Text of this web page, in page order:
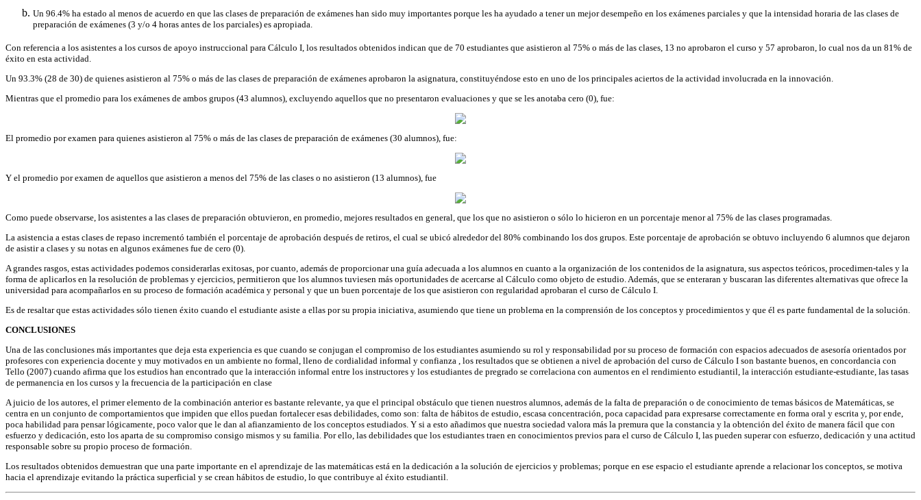
Un 96.4% ha estado al menos de acuerdo en que las clases de preparación de exámenes han sido muy importantes porque les ha ayudado a tener un mejor desempeño en los exámenes parciales y que la intensidad horaria de las clases de
preparación de exámenes (3 y/o 4 horas antes de los parciales) es apropiada.
Con referencia a los asistentes a los cursos de apoyo instruccional para Cálculo I, los resultados obtenidos indican que de 70 estudiantes que asistieron al 75% o más de las clases, 13 no aprobaron el curso y 57 aprobaron, lo cual nos da un 81% de
éxito en esta actividad.
Un 93.3% (28 de 30) de quienes asistieron al 75% o más de las clases de preparación de exámenes aprobaron la asignatura, constituyéndose esto en uno de los principales aciertos de la actividad involucrada en la innovación.
Mientras que el promedio para los exámenes de ambos grupos (43 alumnos), excluyendo aquellos que no presentaron evaluaciones y que se les anotaba cero (0), fue:
El promedio por examen para quienes asistieron al 75% o más de las clases de preparación de exámenes (30 alumnos), fue:
Y el promedio por examen de aquellos que asistieron a menos del 75% de las clases o no asistieron (13 alumnos), fue
Como puede observarse, los asistentes a las clases de preparación obtuvieron, en promedio, mejores resultados en general, que los que no asistieron o sólo lo hicieron en un porcentaje menor al 75% de las clases programadas.
La asistencia a estas clases de repaso incrementó también el porcentaje de aprobación después de retiros, el cual se ubicó alrededor del 80% combinando los dos grupos. Este porcentaje de aprobación se obtuvo incluyendo 6 alumnos que dejaron
de asistir a clases y su notas en algunos exámenes fue de cero (0).
A grandes rasgos, estas actividades podemos considerarlas exitosas, por cuanto, además de proporcionar una guía adecuada a los alumnos en cuanto a la organización de los contenidos de la asignatura, sus aspectos teóricos, procedimen-tales y la
forma de aplicarlos en la resolución de problemas y ejercicios, permitieron que los alumnos tuviesen más oportunidades de acercarse al Cálculo como objeto de estudio. Además, que se enteraran y buscaran las diferentes alternativas que ofrece la
universidad para acompañarlos en su proceso de formación académica y personal y que un buen porcentaje de los que asistieron con regularidad aprobaran el curso de Cálculo I.
Es de resaltar que estas actividades sólo tienen éxito cuando el estudiante asiste a ellas por su propia iniciativa, asumiendo que tiene un problema en la comprensión de los conceptos y procedimientos y que él es parte fundamental de la solución.
CONCLUSIONES
Una de las conclusiones más importantes que deja esta experiencia es que cuando se conjugan el compromiso de los estudiantes asumiendo su rol y responsabilidad por su proceso de formación con espacios adecuados de asesoría orientados por
profesores con experiencia docente y muy motivados en un ambiente no formal, lleno de cordialidad informal y confianza , los resultados que se obtienen a nivel de aprobación del curso de Cálculo I son bastante buenos, en concordancia con
Tello (2007) cuando afirma que los estudios han encontrado que la interacción informal entre los instructores y los estudiantes de pregrado se correlaciona con aumentos en el rendimiento estudiantil, la interacción estudiante-estudiante, las tasas
de permanencia en los cursos y la frecuencia de la participación en clase
A juicio de los autores, el primer elemento de la combinación anterior es bastante relevante, ya que el principal obstáculo que tienen nuestros alumnos, además de la falta de preparación o de conocimiento de temas básicos de Matemáticas, se
centra en un conjunto de comportamientos que impiden que ellos puedan fortalecer esas debilidades, como son: falta de hábitos de estudio, escasa concentración, poca capacidad para expresarse correctamente en forma oral y escrita y, por ende,
poca habilidad para pensar lógicamente, poco valor que le dan al afianzamiento de los conceptos estudiados. Y si a esto añadimos que nuestra sociedad valora más la premura que la constancia y la obtención del éxito de manera fácil que con
esfuerzo y dedicación, esto los aparta de su compromiso consigo mismos y su familia. Por ello, las debilidades que los estudiantes traen en conocimientos previos para el curso de Cálculo I, las pueden superar con esfuerzo, dedicación y una actitud
responsable sobre su propio proceso de formación.
Los resultados obtenidos demuestran que una parte importante en el aprendizaje de las matemáticas está en la dedicación a la solución de ejercicios y problemas; porque en ese espacio el estudiante aprende a relacionar los conceptos, se motiva
hacia el aprendizaje evitando la práctica superficial y se crean hábitos de estudio, lo que contribuye al éxito estudiantil.